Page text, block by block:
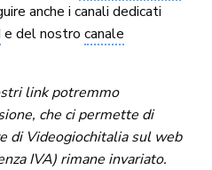
anche i canali dedicati
e del nostrocanale
link potremmo
che ci permette di
di Videogiochitalia sul web
IVA) rimane invariato.